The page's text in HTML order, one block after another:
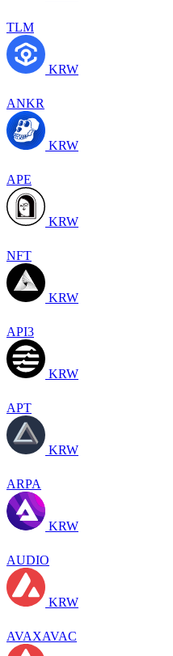
TLM
KRW
ANKR
KRW
APE
KRW
NFT
KRW
API3
KRW
APT
KRW
ARPA
KRW
AUDIO
KRW
AVAXAVAC